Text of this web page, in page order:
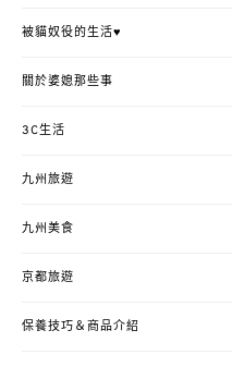
被貓奴役的生活♥
關於婆媳那些事
3C生活
九州旅遊
九州美食
京都旅遊
保養技巧＆商品介紹